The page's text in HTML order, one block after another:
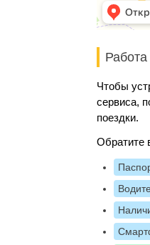
Чтобы
сервиса,
поездки.
Обратите